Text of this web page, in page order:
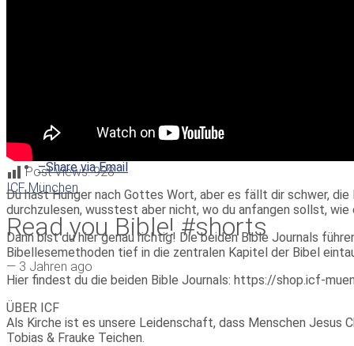
Post Views: 928
ICF München
Read you Bible! #shorts
— 3 Jahren ago
Share on Twitter
–Share on Facebook
–Share via Email
Du hast Hunger nach Gottes Wort, aber es fällt dir schwer,
durchzulesen, wusstest aber nicht, wo du anfangen sollst,
Dann bist du hier genau richtig! Die beiden Bible Journals
Bibellesemethoden tief in die zentralen Kapitel der Bibel
Hier findest du die beiden Bible Journals: https://shop.icf-
ÜBER ICF
Als Kirche ist es unsere Leidenschaft, dass Menschen Jesus
Tobias & Frauke Teichen.